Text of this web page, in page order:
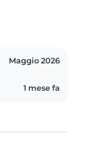
Maggio 2026
1 mese fa